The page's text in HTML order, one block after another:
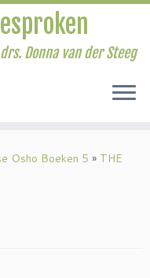
Donna van der Steeg
Osho Boeken 5 » THE